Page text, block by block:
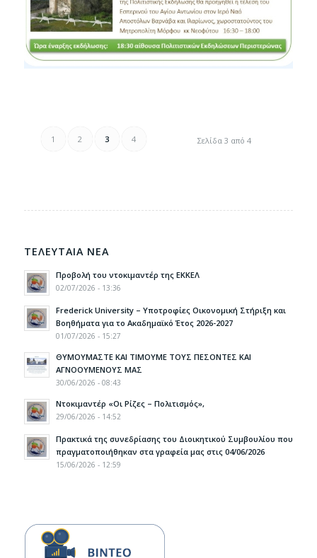
Σελίδα 3 από 4
1 2 3 4
ΤΕΛΕΥΤΑΙΑ ΝΕΑ
Προβολή του ντοκιμαντέρ της ΕΚΚΕΛ
02/07/2026 - 13:36
Frederick University – Υποτροφίες Οικονομική Στήριξη και
Βοηθήματα για το Ακαδημαϊκό Έτος 2026-2027
01/07/2026 - 15:27
ΘΥΜΟΥΜΑΣΤΕ ΚΑΙ ΤΙΜΟΥΜΕ ΤΟΥΣ ΠΕΣΟΝΤΕΣ ΚΑΙ
ΑΓΝΟΟΥΜΕΝΟΥΣ ΜΑΣ
30/06/2026 - 08:43
Ντοκιμαντέρ «Οι Ρίζες – Πολιτισμός»,
29/06/2026 - 14:52
Πρακτικά της συνεδρίασης του Διοικητικού Συμβουλίου που
πραγματοποιήθηκαν στα γραφεία μας στις 04/06/2026
15/06/2026 - 12:59